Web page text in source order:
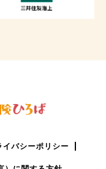
イバシーポリシー